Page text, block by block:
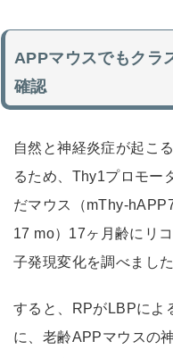
APPマウスでもクラ
確認
自然と神経炎症が起こ
るため、Thy1プロモー
だマウス（mThy-
17 mo）17ヶ月齢にリ
子発現変化を調べました
すると、RPがLBPによ
に、老齢APPマウスの